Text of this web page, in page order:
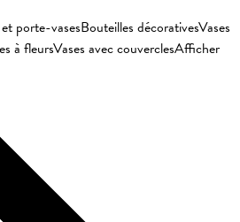
porte-vasesBouteilles décorativesVases
à fleursVases avec couverclesAfficher